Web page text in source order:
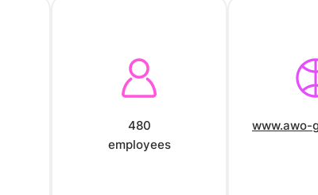
480
employees
www.awo-